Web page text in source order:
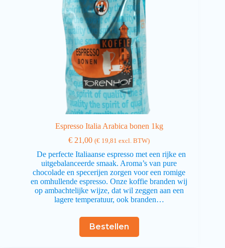
Espresso Italia Arabica bonen 1kg
€ 21,00 (€ 19,81 excl. BTW)
De perfecte Italiaanse espresso met een rijke en
uitgebalanceerde smaak. Aroma’s van pure
chocolade en specerijen zorgen voor een romige
en omhullende espresso. Onze koffie branden wij
op ambachtelijke wijze, dat wil zeggen aan een
lagere temperatuur, ook branden…
Bestellen